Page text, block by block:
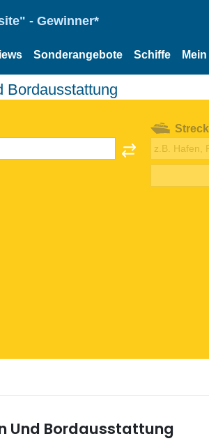
- Gewinner*
Sonderangebote Schiffe
Bordausstattung
Und Bordausstattung